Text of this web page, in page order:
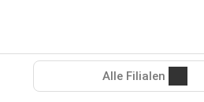
Alle Filialen